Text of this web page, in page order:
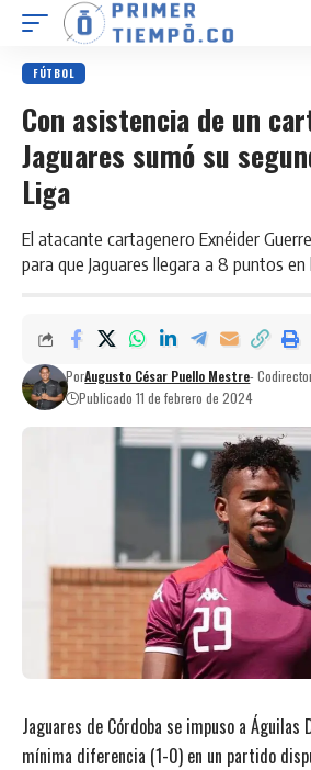
FÚTBOL
Con asistencia de un
Jaguares sumó su
Liga
El atacante cartagenero Exnéider
para que Jaguares llegara a 8 puntos en
PorAugusto César Puello Mestre-
Publicado 11 de febrero de 2024
Jaguares de Córdoba se impuso a Águilas
mínima diferencia (1-0) en un partido